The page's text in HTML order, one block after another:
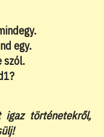
egy.
szól.
történetekről,